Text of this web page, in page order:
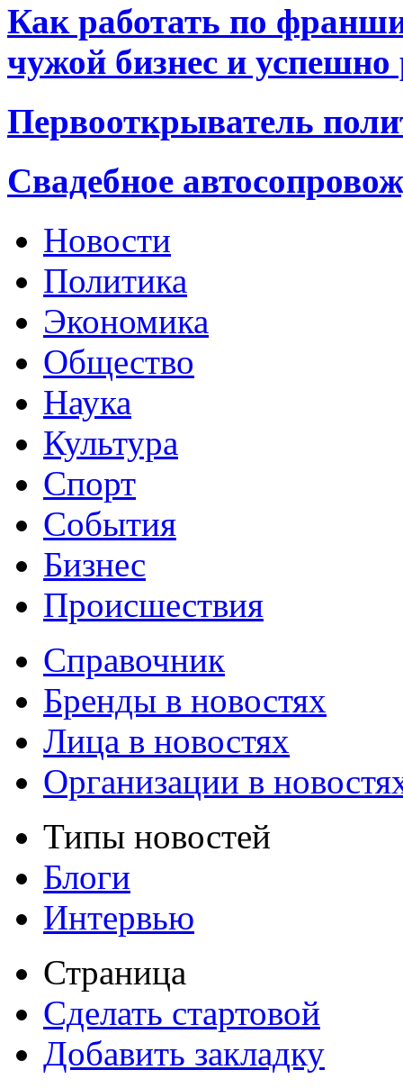
Как работать по
чужой бизнес и успешно
Первооткрыватель
Свадебное
Новости
Политика
Экономика
Общество
Наука
Культура
Спорт
События
Бизнес
Происшествия
Справочник
Бренды в новостях
Лица в новостях
Организации в
Типы новостей
Блоги
Интервью
Страница
Сделать стартовой
Добавить закладку